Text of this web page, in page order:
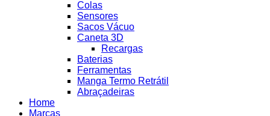
Colas
Sensores
Sacos Vácuo
Caneta 3D
Recargas
Baterias
Ferramentas
Manga Termo Retrátil
Abraçadeiras
Home
Marcas